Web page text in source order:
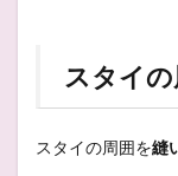
スタイの
スタイの周囲を縫